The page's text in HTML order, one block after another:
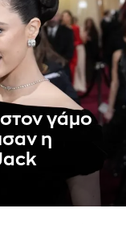
στον γάμο
η